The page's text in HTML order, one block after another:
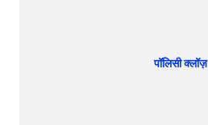
पॉलिसी क्लॉज़